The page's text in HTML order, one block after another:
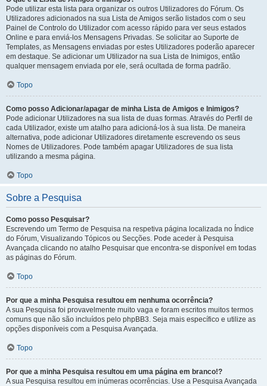
Pode utilizar esta lista para organizar os outros Utilizadores do Fórum. Os
Utilizadores adicionados na sua Lista de Amigos serão listados com o seu
Painel de Controlo do Utilizador com acesso rápido para ver seus estados
Online e para enviá-los Mensagens Privadas. Se solicitar ao Suporte de
Templates, as Mensagens enviadas por estes Utilizadores poderão aparecer
em destaque. Se adicionar um Utilizador na sua Lista de Inimigos, então
qualquer mensagem enviada por ele, será ocultada de forma padrão.
Topo
Como posso Adicionar/apagar de minha Lista de Amigos e Inimigos?
Pode adicionar Utilizadores na sua lista de duas formas. Através do Perfil de
cada Utilizador, existe um atalho para adicioná-los à sua lista. De maneira
alternativa, pode adicionar Utilizadores diretamente escrevendo os seus
Nomes de Utilizadores. Pode também apagar Utilizadores de sua lista
utilizando a mesma página.
Topo
Sobre a Pesquisa
Como posso Pesquisar?
Escrevendo um Termo de Pesquisa na respetiva página localizada no Índice
do Fórum, Visualizando Tópicos ou Secções. Pode aceder à Pesquisa
Avançada clicando no atalho Pesquisar que encontra-se disponível em todas
as páginas do Fórum.
Topo
Por que a minha Pesquisa resultou em nenhuma ocorrência?
A sua Pesquisa foi provavelmente muito vaga e foram escritos muitos termos
comuns que não são incluídos pelo phpBB3. Seja mais específico e utilize as
opções disponíveis com a Pesquisa Avançada.
Topo
Por que a minha Pesquisa resultou em uma página em branco!?
A sua Pesquisa resultou em inúmeras ocorrências. Use a Pesquisa Avançada